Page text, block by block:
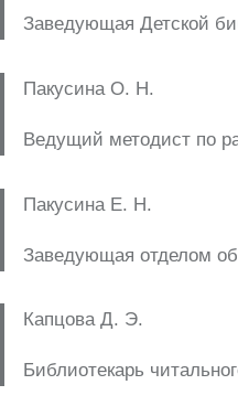
Заведующая Детской
Пакусина О. Н.
Ведущий методист по
Пакусина Е. Н.
Заведующая отделом
Капцова Д. Э.
Библиотекарь